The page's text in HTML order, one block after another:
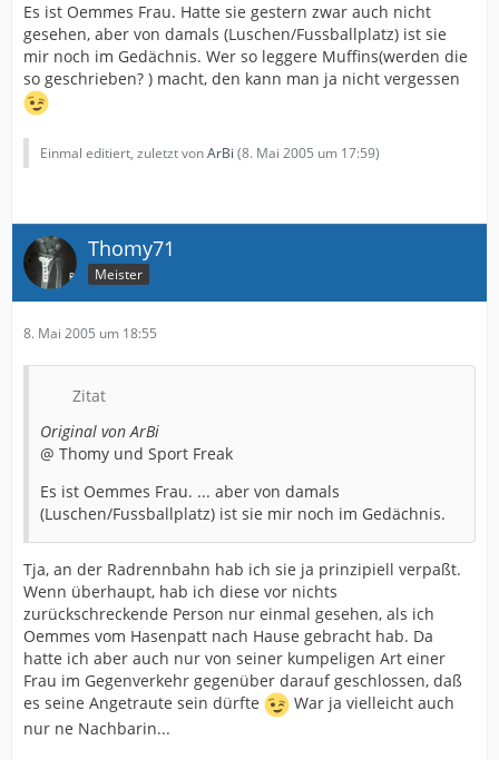
Es ist Oemmes Frau. Hatte sie gestern zwar auch nicht
gesehen, aber von damals (Luschen/Fussballplatz) ist sie
mir noch im Gedächnis. Wer so leggere Muffins(werden die
so geschrieben? ) macht, den kann man ja nicht vergessen
Einmal editiert, zuletzt vonArBi (8. Mai 2005 um 17:59)
Thomy71
Meister
8. Mai 2005 um 18:55
Zitat
Original von ArBi
@ Thomy und Sport Freak
Es ist Oemmes Frau. ... aber von damals
(Luschen/Fussballplatz) ist sie mir noch im Gedächnis.
Tja, an der Radrennbahn hab ich sie ja prinzipiell verpaßt.
Wenn überhaupt, hab ich diese vor nichts
zurückschreckende Person nur einmal gesehen, als ich
Oemmes vom Hasenpatt nach Hause gebracht hab. Da
hatte ich aber auch nur von seiner kumpeligen Art einer
Frau im Gegenverkehr gegenüber darauf geschlossen, daß
es seine Angetraute sein dürfte
War ja vielleicht auch
nur ne Nachbarin...